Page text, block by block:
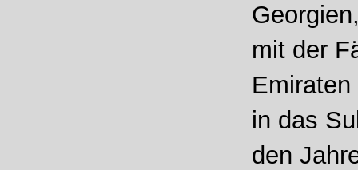
mit der
in das
den